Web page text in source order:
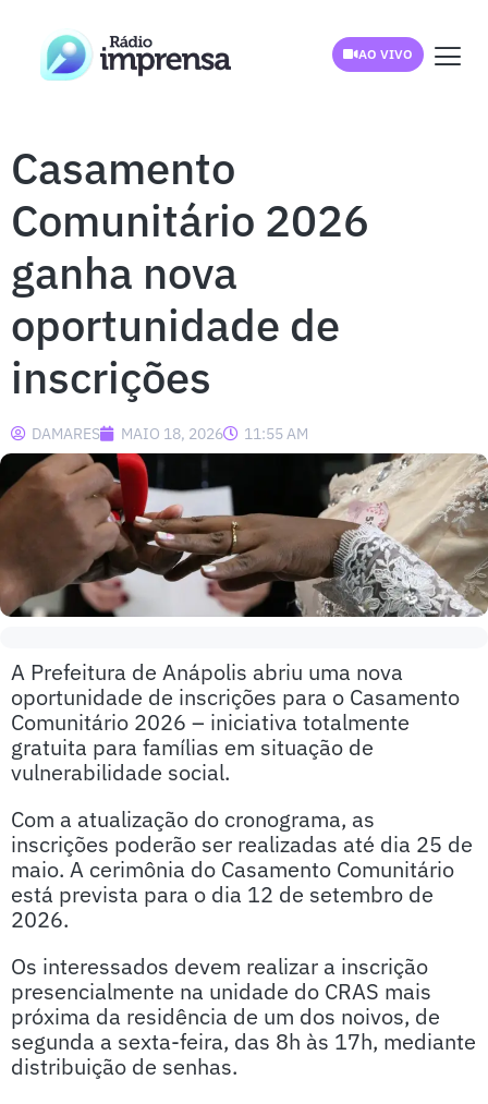
AO VIVO
Casamento
Comunitário 2026
ganha nova
oportunidade de
inscrições
DAMARES MAIO 18, 2026 11:55 AM
A Prefeitura de Anápolis abriu uma nova
oportunidade de inscrições para o Casamento
Comunitário 2026 – iniciativa totalmente
gratuita para famílias em situação de
vulnerabilidade social.
Com a atualização do cronograma, as
inscrições poderão ser realizadas até dia 25 de
maio. A cerimônia do Casamento Comunitário
está prevista para o dia 12 de setembro de
2026.
Os interessados devem realizar a inscrição
presencialmente na unidade do CRAS mais
próxima da residência de um dos noivos, de
segunda a sexta-feira, das 8h às 17h, mediante
distribuição de senhas.